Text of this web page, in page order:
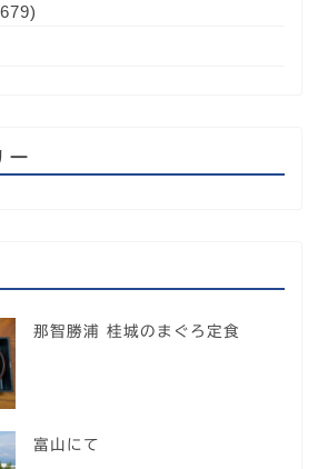
ー
那智勝浦 桂城のまぐろ定食
富山にて